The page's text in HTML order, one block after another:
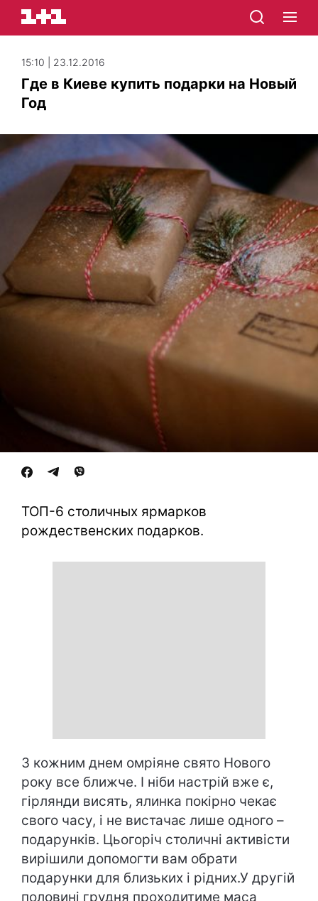
15:10 | 23.12.2016
Где в Киеве купить подарки на Новый
Год
ТОП-6 столичных ярмарков
рождественских подарков.
З кожним днем омріяне свято Нового
року все ближче. І ніби настрій вже є,
гірлянди висять, ялинка покірно чекає
свого часу, і не вистачає лише одного –
подарунків. Цьогоріч столичні активісти
вирішили допомогти вам обрати
подарунки для близьких і рідних.У другій
половині грудня проходитиме маса